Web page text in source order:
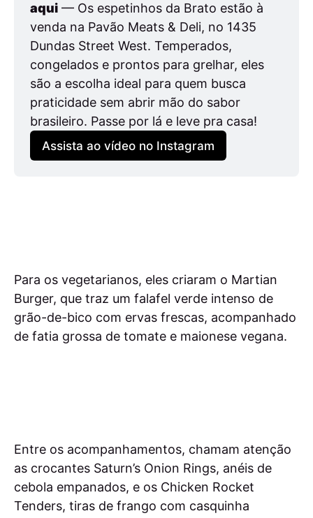
aqui — Os espetinhos da Brato estão à
venda na Pavão Meats & Deli, no 1435
Dundas Street West. Temperados,
congelados e prontos para grelhar, eles
são a escolha ideal para quem busca
praticidade sem abrir mão do sabor
brasileiro. Passe por lá e leve pra casa!
Assista ao vídeo no Instagram
Para os vegetarianos, eles criaram o Martian
Burger, que traz um falafel verde intenso de
grão-de-bico com ervas frescas, acompanhado
de fatia grossa de tomate e maionese vegana.
Entre os acompanhamentos, chamam atenção
as crocantes Saturn’s Onion Rings, anéis de
cebola empanados, e os Chicken Rocket
Tenders, tiras de frango com casquinha